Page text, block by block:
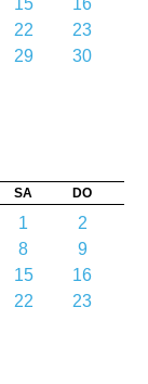
22
23
29
30
SA DO
1
2
8
9
15
16
22
23